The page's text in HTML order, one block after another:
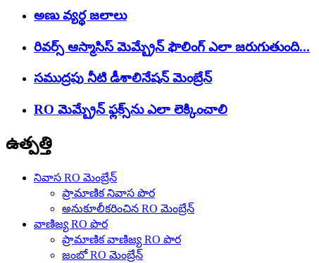
అణు వ్యర్థ జలాలు
రివర్స్ ఆస్మాసిస్ మెమ్బ్రేన్ ఫౌలింగ్ ఎలా జరుగుతుంది...
సముద్రపు నీటి డీశాలినేషన్ మెంబ్రేన్
RO మెమ్బ్రేన్ ఫ్లక్స్‌ను ఎలా లెక్కించాలి
ఉత్పత్తి
నివాస RO మెంబ్రేన్
ప్రామాణిక నివాస పొర
అనుకూలీకరించిన RO మెంబ్రేన్
వాణిజ్య RO పొర
ప్రామాణిక వాణిజ్య RO పొర
జంబో RO మెంబ్రేన్